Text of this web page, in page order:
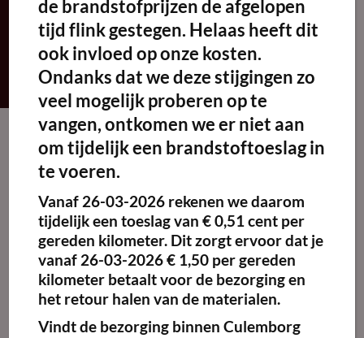
FILTERS TOEPASSEN
Maak
favoriet!
Wokbrander
€ 35.00 excl. BTW
de brandstofprijzen de afgelopen
tijd flink gestegen. Helaas heeft dit
ook invloed op onze kosten.
Ondanks dat we deze stijgingen zo
veel mogelijk proberen op te
vangen, ontkomen we er niet aan
om tijdelijk een brandstoftoeslag in
te voeren.
Vanaf 26-03-2026 rekenen we daarom
tijdelijk een toeslag van € 0,51 cent per
gereden kilometer. Dit zorgt ervoor dat je
vanaf 26-03-2026 € 1,50 per gereden
kilometer betaalt voor de bezorging en
het retour halen van de materialen.
Vindt de bezorging binnen Culemborg